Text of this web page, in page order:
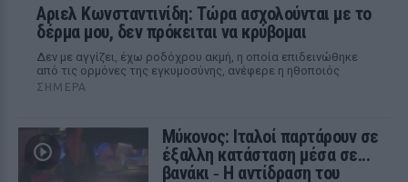
Αριελ Κωνσταντινίδη: Τώρα ασχολούνται με το
δέρμα μου, δεν πρόκειται να κρύβομαι
Δεν με αγγίζει, έχω ροδόχρου ακμή, η οποία επιδεινώθηκε
από τις ορμόνες της εγκυμοσύνης, ανέφερε η ηθοποιός
ΣΉΜΕΡΑ
Μύκονος: Ιταλοί παρτάρουν σε
έξαλλη κατάσταση μέσα σε...
βανάκι ‑ Η αντίδραση του